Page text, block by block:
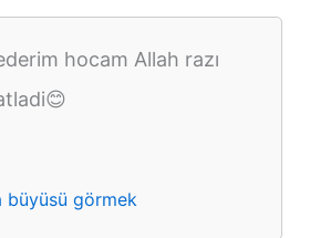
hocam Allah razı
büyüsü görmek